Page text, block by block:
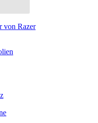
von Razer